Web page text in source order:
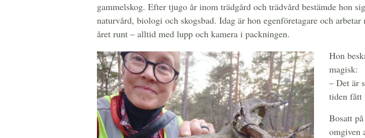
gammelskog. Efter tjugo år inom trädgård och trädvård bestämde hon
naturvård, biologi och skogsbad. Idag är hon egenföretagare och
året runt – alltid med lupp och kamera i packningen.
Hon
magisk:
– Det är
tiden fått
Bosatt
omgiven